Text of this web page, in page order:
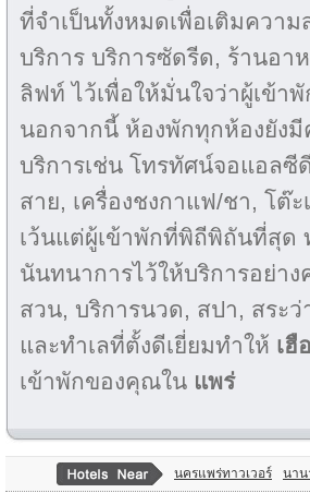
ที่จำเป็นทั้งหมดเพื่อเติมควา
บริการ บริการซัดรีด, ร้านอา
ลิฟท์ ไว้เพื่อให้มั่นใจว่าผู้เข้า
นอกจากนี้ ห้องพักทุกห้องยัง
บริการเช่น โทรทัศน์จอแอลซี
สาย, เครื่องชงกาแฟ/ชา, โต๊
เว้นแต่ผู้เข้าพักที่พิถีพิถันที่สุด
นันทนาการไว้ให้บริการอย่า
สวน, บริการนวด, สปา, สระ
และทำเลที่ตั้งดีเยี่ยมทำให้ เฮื
เข้าพักของคุณใน แพร่
นครแพร่ทาวเวอร์ นาน